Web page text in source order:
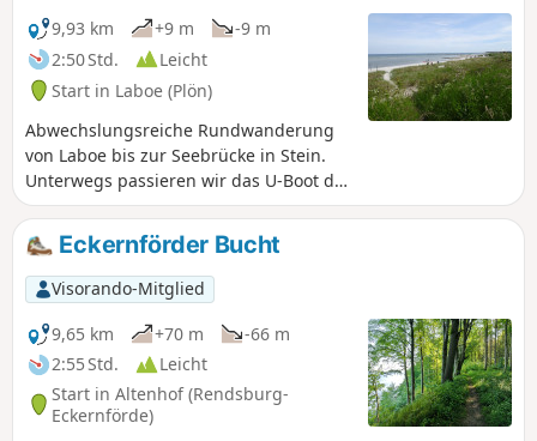
9,93 km
+9 m
-9 m
2:50 Std.
Leicht
Start in Laboe (Plön)
Abwechslungsreiche Rundwanderung
von Laboe bis zur Seebrücke in Stein.
Unterwegs passieren wir das U-Boot des
Technischen Museums, das Marine-
Ehrenmal und den Kurpark.
Eckernförder Bucht
Visorando-Mitglied
9,65 km
+70 m
-66 m
2:55 Std.
Leicht
Start in Altenhof (Rendsburg-
Eckernförde)